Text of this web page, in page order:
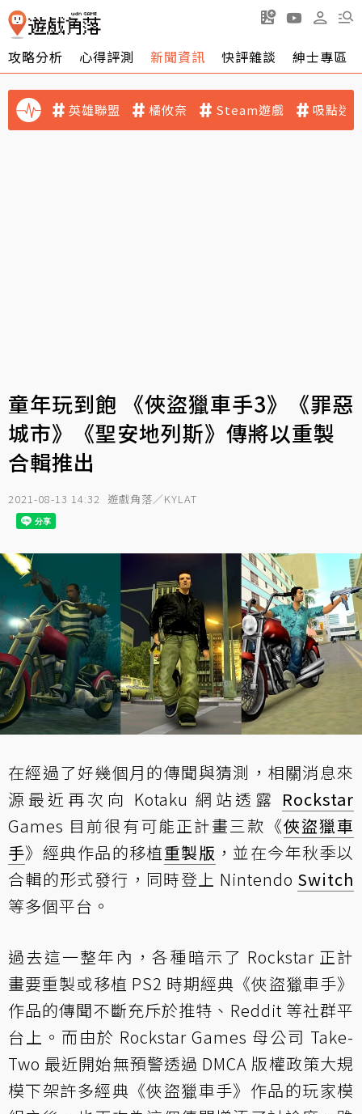
攻略分析 心得評測 新聞資訊 快評雜談 紳士專區
英雄聯盟 橘攸奈 Steam遊戲 吸點迷
童年玩到飽 《俠盜獵車手3》《罪惡
城市》《聖安地列斯》傳將以重製
合輯推出
2021-08-13 14:32 遊戲角落／KYLAT
在經過了好幾個月的傳聞與猜測，相關消息來
源最近再次向 Kotaku 網站透露 Rockstar
Games 目前很有可能正計畫三款《俠盜獵車
手》經典作品的移植重製版 ，並在今年秋季以
合輯的形式發行，同時登上 Nintendo Switch
等多個平台。
過去這一整年內，各種暗示了 Rockstar 正計
畫要重製或移植 PS2 時期經典《俠盜獵車手》
作品的傳聞不斷充斥於推特、Reddit 等社群平
台上。而由於 Rockstar Games 母公司 Take-
Two 最近開始無預警透過 DMCA 版權政策大規
模下架許多經典《俠盜獵車手》作品的玩家模